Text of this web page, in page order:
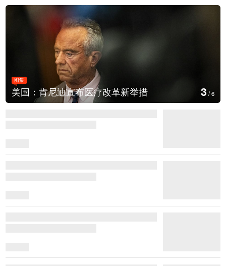
图集
美国：肯尼迪宣布医疗改革新举措 3 /6